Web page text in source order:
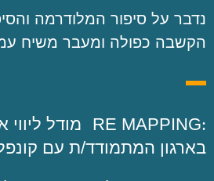
נדבר על סיפור המלודרמה
הקשבה כפולה ומעבר משיח
RE MAPPING:
מודל
בארגון המתמודד/ת עם